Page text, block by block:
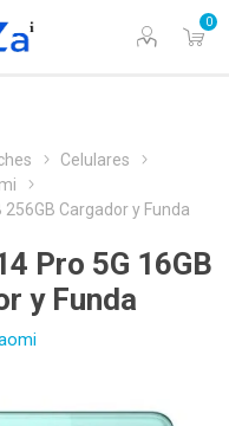
0
Celulares
Cargador y Funda
Pro 5G 16GB
y Funda